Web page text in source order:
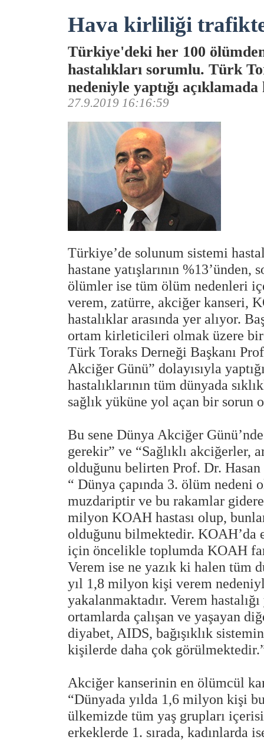
Hava kirliliği
Türkiye'deki her 100
hastalıkları sorumlu. Türk
nedeniyle yaptığı açıklamada
27.9.2019 16:16:59
Türkiye’de solunum sistemi
hastane yatışlarının %13’ünden,
ölümler ise tüm ölüm nedenleri
verem, zatürre, akciğer kanseri,
hastalıklar arasında yer alıyor.
ortam kirleticileri olmak üzere
Türk Toraks Derneği Başkanı
Akciğer Günü” dolayısıyla
hastalıklarının tüm dünyada
sağlık yüküne yol açan bir sorun
Bu sene Dünya Akciğer
gerekir” ve “Sağlıklı akciğerler,
olduğunu belirten Prof. Dr.
“ Dünya çapında 3. ölüm nedeni
muzdariptir ve bu rakamlar
milyon KOAH hastası olup,
olduğunu bilmektedir. KOAH’da
için öncelikle toplumda KOAH
Verem ise ne yazık ki halen tüm
yıl 1,8 milyon kişi verem
yakalanmaktadır. Verem
ortamlarda çalışan ve yaşayan
diyabet, AIDS, bağışıklık
kişilerde daha çok
Akciğer kanserinin en ölümcül
“Dünyada yılda 1,6 milyon kişi
ülkemizde tüm yaş grupları
erkeklerde 1. sırada, kadınlarda